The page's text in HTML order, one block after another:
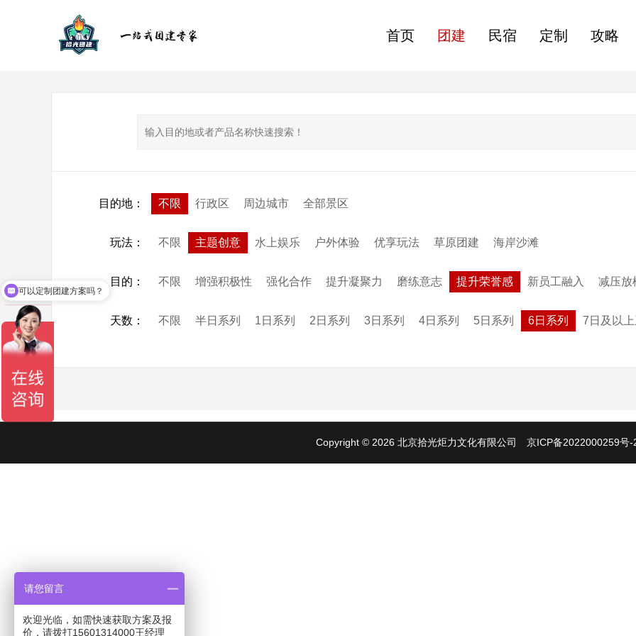
首页 团建 民宿 定制 攻略
目的地 ： 不限 行政区 周边城市 全部景区
玩法 ： 不限 主题创意 水上娱乐 户外体验 优享玩法 草原团建 海岸沙滩
目的 ： 不限 增强积极性 强化合作 提升凝聚力 磨练意志 提升荣誉感 新员工融入 减压放
天数 ： 不限 半日系列 1日系列 2日系列 3日系列 4日系列 5日系列 6日系列 7日及以上
Copyright © 2026 北京拾光炬力文化有限公司 京ICP备2022000259号-
可以定制团建方案吗？
请您留言
欢迎光临，如需快速获取方案及报
价，请拨打15601314000王经理